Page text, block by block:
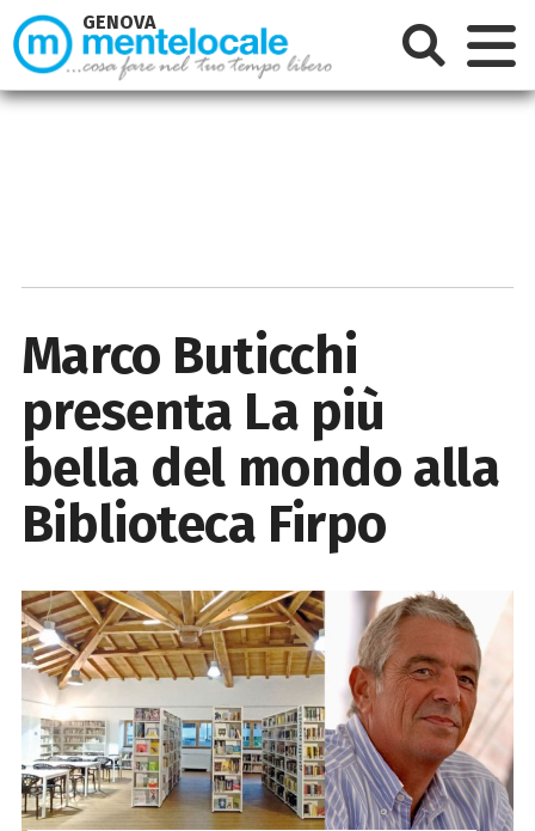
Marco Buticchi
presenta La più
bella del mondo alla
Biblioteca Firpo
GENOVA